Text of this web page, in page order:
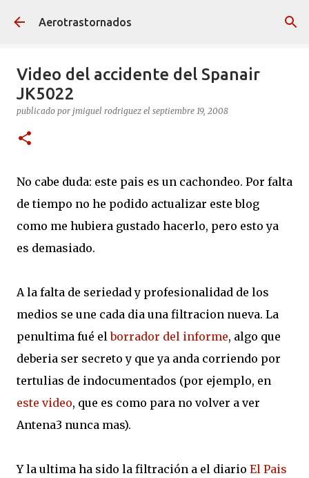
Ir al contenido principal
Aerotrastornados
Video del accidente del Spanair
JK5022
publicado por jmiguel rodriguez el septiembre 19, 2008
No cabe duda: este pais es un cachondeo. Por falta
de tiempo no he podido actualizar este blog
como me hubiera gustado hacerlo, pero esto ya
es demasiado.
A la falta de seriedad y profesionalidad de los
medios se une cada dia una filtracion nueva. La
penultima fué elborrador del informe, algo que
deberia ser secreto y que ya anda corriendo por
tertulias de indocumentados (por ejemplo, en
este video, que es como para no volver a ver
Antena3 nunca mas).
Y la ultima ha sido la filtración a el diario El Pais